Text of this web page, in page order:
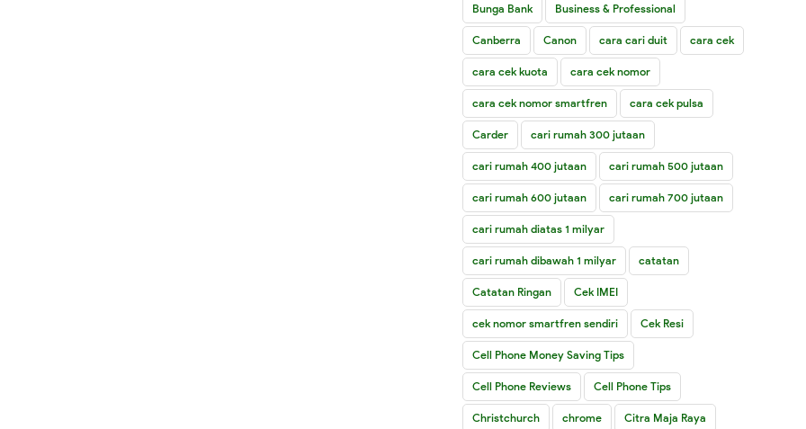
Bunga Bank Business & Professional
Canberra Canon cara cari duit cara cek
cara cek kuota cara cek nomor
cara cek nomor smartfren cara cek pulsa
Carder cari rumah 300 jutaan
cari rumah 400 jutaan cari rumah 500 jutaan
cari rumah 600 jutaan cari rumah 700 jutaan
cari rumah diatas 1 milyar
cari rumah dibawah 1 milyar catatan
Catatan Ringan Cek IMEI
cek nomor smartfren sendiri Cek Resi
Cell Phone Money Saving Tips
Cell Phone Reviews Cell Phone Tips
Christchurch chrome Citra Maja Raya